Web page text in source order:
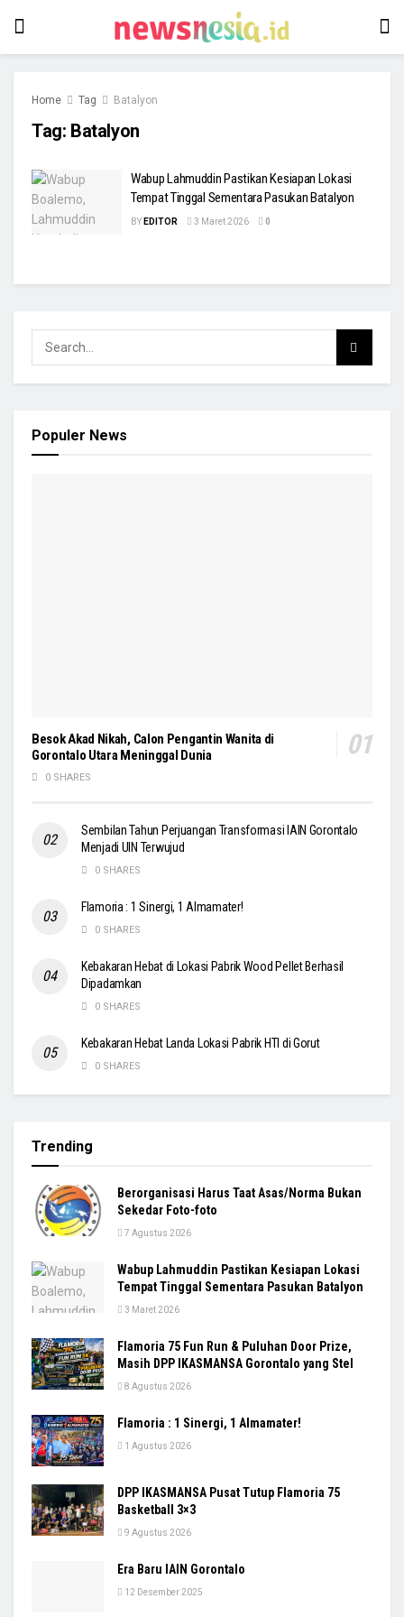
Home Tag Batalyon
Tag: Batalyon
Wabup Lahmuddin Pastikan Kesiapan Lokasi
Tempat Tinggal Sementara Pasukan Batalyon
BY EDITOR 3 Maret 2026 0
Populer News
Besok Akad Nikah, Calon Pengantin Wanita di
Gorontalo Utara Meninggal Dunia
0 SHARES
Sembilan Tahun Perjuangan Transformasi IAIN Gorontalo
Menjadi UIN Terwujud
0 SHARES
Flamoria : 1 Sinergi, 1 Almamater!
0 SHARES
Kebakaran Hebat di Lokasi Pabrik Wood Pellet Berhasil
Dipadamkan
0 SHARES
Kebakaran Hebat Landa Lokasi Pabrik HTI di Gorut
0 SHARES
Trending
Berorganisasi Harus Taat Asas/Norma Bukan
Sekedar Foto-foto
7 Agustus 2026
Wabup Lahmuddin Pastikan Kesiapan Lokasi
Tempat Tinggal Sementara Pasukan Batalyon
3 Maret 2026
Flamoria 75 Fun Run & Puluhan Door Prize,
Masih DPP IKASMANSA Gorontalo yang Stel
8 Agustus 2026
Flamoria : 1 Sinergi, 1 Almamater!
1 Agustus 2026
DPP IKASMANSA Pusat Tutup Flamoria 75
Basketball 3×3
9 Agustus 2026
Era Baru IAIN Gorontalo
12 Desember 2025